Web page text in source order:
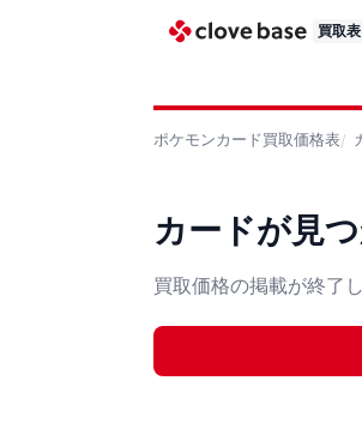
買取表
ポケモンカード買取価格表
カードが見
買取価格の掲載が終了